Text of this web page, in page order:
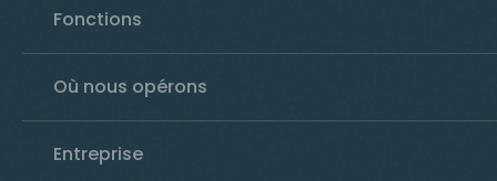
Fonctions
Où nous opérons
Entreprise